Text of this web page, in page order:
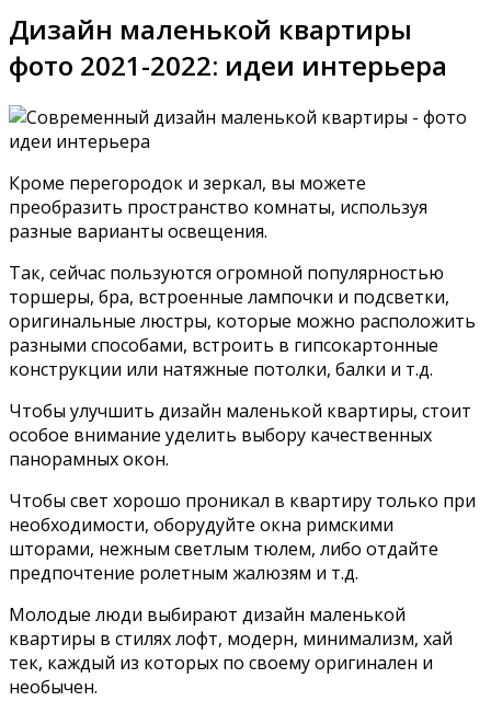
Дизайн маленькой квартиры
фото 2021-2022: идеи интерьера
Кроме перегородок и зеркал, вы можете
преобразить пространство комнаты, используя
разные варианты освещения.
Так, сейчас пользуются огромной популярностью
торшеры, бра, встроенные лампочки и подсветки,
оригинальные люстры, которые можно расположить
разными способами, встроить в гипсокартонные
конструкции или натяжные потолки, балки и т.д.
Чтобы улучшить дизайн маленькой квартиры, стоит
особое внимание уделить выбору качественных
панорамных окон.
Чтобы свет хорошо проникал в квартиру только при
необходимости, оборудуйте окна римскими
шторами, нежным светлым тюлем, либо отдайте
предпочтение ролетным жалюзям и т.д.
Молодые люди выбирают дизайн маленькой
квартиры в стилях лофт, модерн, минимализм, хай
тек, каждый из которых по своему оригинален и
необычен.